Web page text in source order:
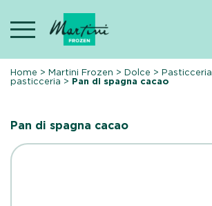
content
Home >Martini Frozen >Dolce >Pasticceria
pasticceria > Pan di spagna cacao
Pan di spagna cacao